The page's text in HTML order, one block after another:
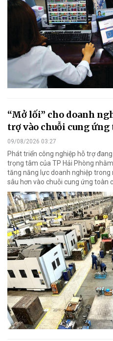
“Mở lối” cho doanh
trợ vào chuỗi cung ứng
09/08/2026 03:27
Phát triển công nghiệp hỗ trợ
trọng tâm của TP Hải Phòng
tăng năng lực doanh nghiệp
sâu hơn vào chuỗi cung ứng toàn